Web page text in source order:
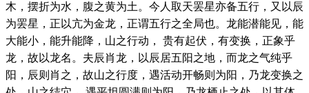
木，摆折为水，腹之黄为土。今人取天罢星亦备五行，又以辰
为罢星，正以亢为金龙，正谓五行之全局也。龙能潜能见，能
大能小，能升能降，山之行动， 贵有起伏，有变换，正象乎
龙，故以龙名。夫辰肖龙，以辰居五阳之地，而龙之气纯乎
阳，辰则肖之，故山之行度，遇活动开畅则为阳，乃龙变换之